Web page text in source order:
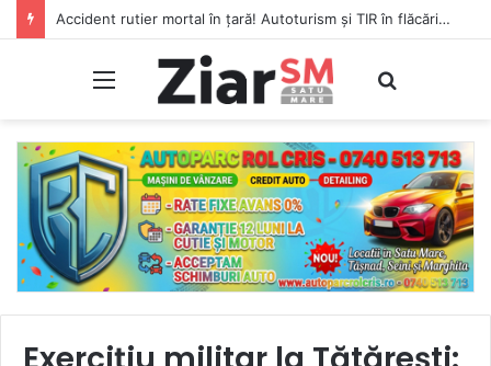
Accident rutier mortal în țară! Autoturism și TIR în flăcări, șofer carbonizat!
Meniu